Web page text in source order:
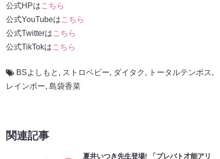
公式HPはこちら
公式YouTubeはこちら
公式Twitterはこちら
公式TikTokはこちら
BSよしもと , ストロベビー, ダイタク , トータルテンボス,
レインボー, 島袋香菜
関連記事
夏井いつき先生登場! 「プレバト才能アリ